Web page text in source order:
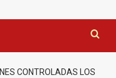
CONTROLADAS LOS